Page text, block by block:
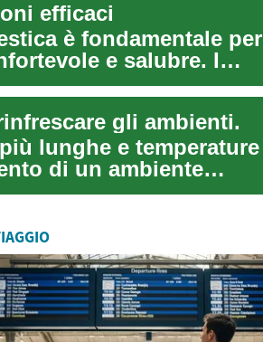
efficaci
è fondamentale per
e salubre. I
gli ambienti.
lunghe e temperature
di un ambiente